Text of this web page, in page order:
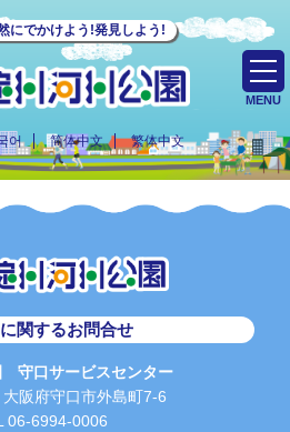
にでかけよう!発見しよう!
어 简体中文 繁体中文
MENU
関するお問合せ
守口サービスセンター
阪府守口市外島町7-6
06-6994-0006